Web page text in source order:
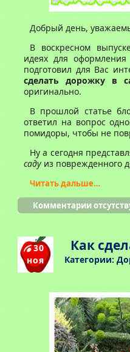
Добрый день,
В воскресном
идеях для
подготовил для Вас
сделать дорожку в
оригинально.
В прошлой статье
ответил на вопрос
помидоры, чтобы не
Ну а сегодня
саду из поврежденного
Читать дальше…
Комментарии
30
ноя
Как
Категории: